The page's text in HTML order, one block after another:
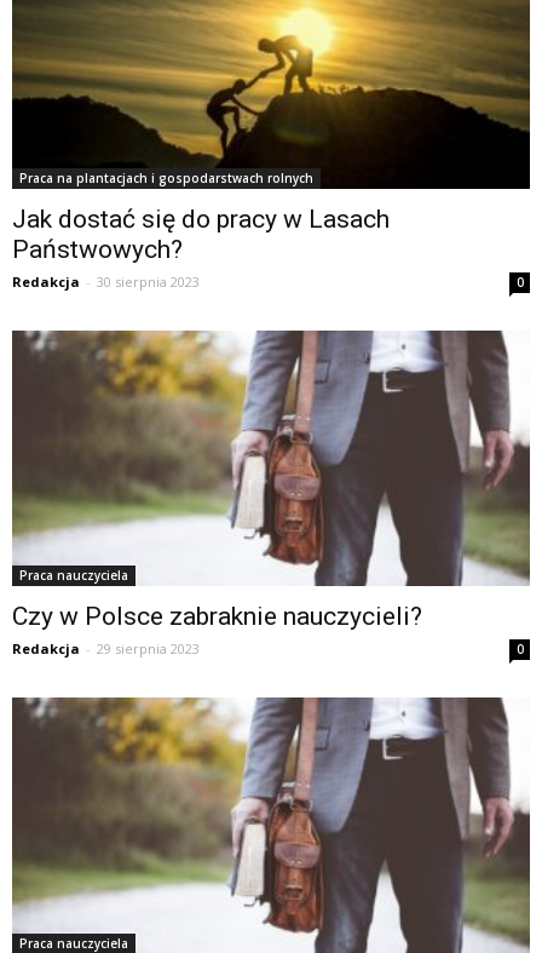
Praca na plantacjach i gospodarstwach rolnych
Jak dostać się do pracy w Lasach
Państwowych?
Redakcja - 30 sierpnia 2023 0
Praca nauczyciela
Czy w Polsce zabraknie nauczycieli?
Redakcja - 29 sierpnia 2023 0
Praca nauczyciela